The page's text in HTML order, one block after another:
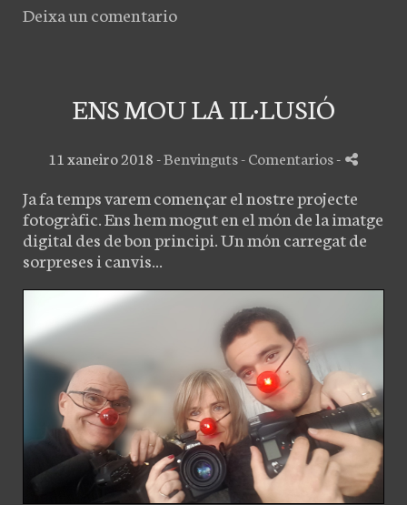
Deixa un comentario
ENS MOU LA IL·LUSIÓ
11 xaneiro 2018 -Benvinguts- Comentarios-
Ja fa temps varem començar el nostre projecte
fotogràfic. Ens hem mogut en el món de la imatge
digital des de bon principi. Un món carregat de
sorpreses i canvis...